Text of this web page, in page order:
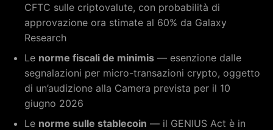
CFTC sulle criptovalute, con probabilità di
approvazione ora stimate al 60% da Galaxy
Research
Le norme fiscali de minimis — esenzione dalle
segnalazioni per micro-transazioni crypto, oggetto
di un’audizione alla Camera prevista per il 10
giugno 2026
Le norme sulle stablecoin — il GENIUS Act è in